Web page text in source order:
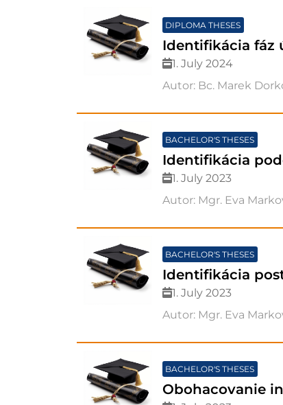
DIPLOMA THESES
Identifikácia fáz
1. July 2024
Autor: Bc. Marek
BACHELOR'S THESES
Identifikácia
1. July 2023
Autor: Mgr. Eva
BACHELOR'S THESES
Identifikácia
1. July 2023
Autor: Mgr. Eva
BACHELOR'S THESES
Obohacovanie